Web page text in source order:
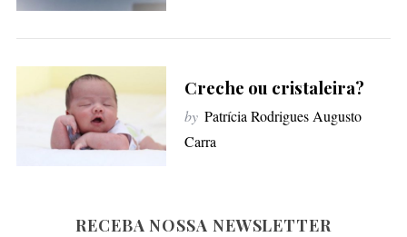
Creche ou cristaleira?
by Patrícia Rodrigues Augusto
Carra
RECEBA NOSSA NEWSLETTER